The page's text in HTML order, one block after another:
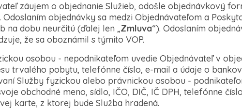
záujem o objednanie Služieb, odošle objednávkový
objednávky sa medzi Objednávateľom a
na dobu neurčitú (ďalej len „Zmluva“). Odoslaním
že sa oboznámil s týmito VOP.
osobou - nepodnikateľom uvedie Objednávateľ v
trvalého pobytu, telefónne číslo, e-mail a údaje o
Služby fyzickou alebo právnickou osobou -
obchodné meno, sídlo, IČO, DIČ, IČ DPH, telefónne
karte, z ktorej bude Služba hradená.